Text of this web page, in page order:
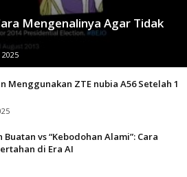
Mengenalinya Agar Tidak
Menggunakan ZTE nubia A56 Setelah 1
Buatan vs “Kebodohan Alami”: Cara
di Era AI